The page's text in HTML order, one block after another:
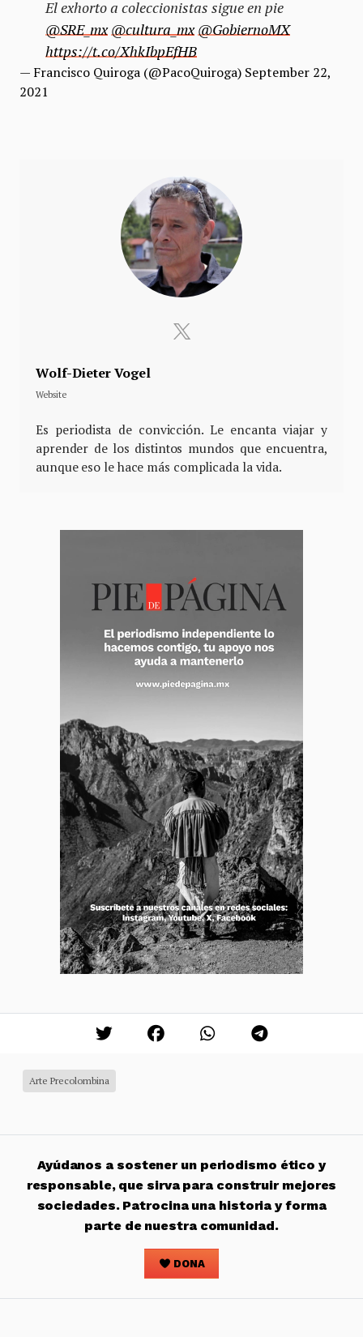
El exhorto a coleccionistas sigue en pie
@SRE_mx @cultura_mx @GobiernoMX
https://t.co/XhkIbpEfHB
— Francisco Quiroga (@PacoQuiroga) September 22,
2021
Wolf-Dieter Vogel
Website
Es periodista de convicción. Le encanta viajar y
aprender de los distintos mundos que encuentra,
aunque eso le hace más complicada la vida.
Arte Precolombina
Ayúdanos a sostener un periodismo ético y
responsable, que sirva para construir mejores
sociedades. Patrocina una historia y forma
parte de nuestra comunidad.
DONA